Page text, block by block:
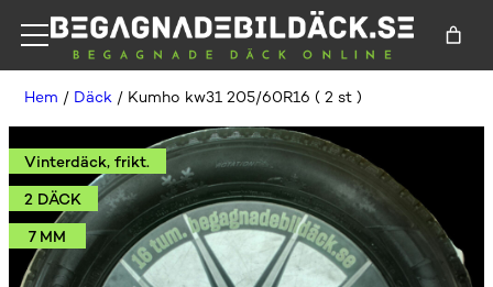
Hem / Däck / Kumho kw31 205/60R16 ( 2 st )
Vinterdäck, frikt.
2 DÄCK
7 MM